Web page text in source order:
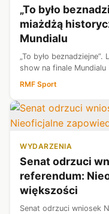
„To było
miażdżą
Mundialu
„To było
show na finale Mundialu
RMF Sport
WYDARZENIA
Senat odrzuci
referendum:
większości
Senat odrzuci wniosek